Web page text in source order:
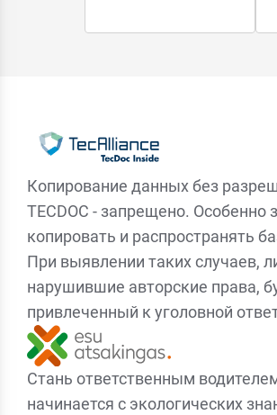
Копирование данных без
TECDOC - запрещено. Особенно
копировать и распространять
При выявлении таких случаев,
нарушившие авторские права,
привлеченный к уголовной
Стань ответственным
начинается с экологических